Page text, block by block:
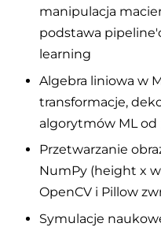
manipulacja
podstawa
learning
Algebra liniowa w
transformacje,
algorytmów ML
Przetwarzanie
NumPy (height x
OpenCV i Pillow
Symulacje